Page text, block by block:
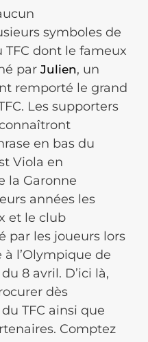
symboles de
dont le fameux
par Julien, un
remporté le grand
Les supporters
en bas du
Viola en
la Garonne
années les
et le club
par les joueurs lors
l’Olympique de
8 avril. D’ici là,
dès
TFC ainsi que
Comptez